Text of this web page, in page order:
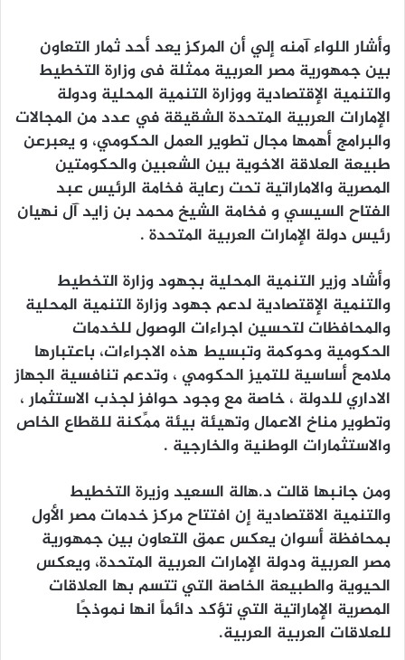
وأشار اللواء آمنه إلي أن المركز يعد أحد ثمار التعاون
بين جمهورية مصر العربية ممثلة فى وزارة التخطيط
والتنمية الإقتصادية ووزارة التنمية المحلية ودولة
الإمارات العربية المتحدة الشقيقة في عدد من المجالات
والبرامج أهمها مجال تطوير العمل الحكومي، و يعبرعن
طبيعة العلاقة الاخوية بين الشعبين والحكومتين
المصرية والاماراتية تحت رعاية فخامة الرئيس عبد
الفتاح السيسي و فخامة الشيخ محمد بن زايد آل نهيان
رئيس دولة الإمارات العربية المتحدة .
وأشاد وزير التنمية المحلية بجهود وزارة التخطيط
والتنمية الإقتصادية لدعم جهود وزارة التنمية المحلية
والمحافظات لتحسين اجراءات الوصول للخدمات
الحكومية وحوكمة وتبسيط هذه الاجراءات، باعتبارها
ملامح أساسية للتميز الحكومي ، وتدعم تنافسية الجهاز
الاداري للدولة ، خاصة مع وجود حوافز لجذب الاستثمار ،
وتطوير مناخ الاعمال وتهيئة بيئة ممِّكنة للقطاع الخاص
والاستثمارات الوطنية والخارجية .
ومن جانبها قالت د.هالة السعيد وزيرة التخطيط
والتنمية الاقتصادية إن افتتاح مركز خدمات مصر الأول
بمحافظة أسوان يعكس عمق التعاون بين جمهورية
مصر العربية ودولة الإمارات العربية المتحدة، ويعكس
الحيوية والطبيعة الخاصة التي تتسم بها العلاقات
المصرية الإماراتية التي تؤكد دائماً انها نموذجًا
للعلاقات العربية العربية.